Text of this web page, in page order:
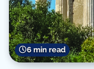
6 min read